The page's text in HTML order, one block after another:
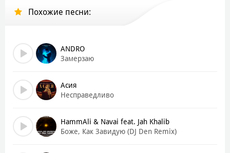
Ты меня раздражаешь насколько же ты прекрасна
Я не плачу, я просто так сильно устала
Что ты все равно будешь лучше меня
Припев:
Ни одного выхода из моей обиды к тебе
Я завидую, хоть ты убитая
Разбитая душа и брошена, но красивая, хоть ты
Похожие песни:
ANDRO
Замерзаю
Асия
Несправедливо
HammAli & Navai feat. Jah Khalib
Боже, Как Завидую (DJ Den Remix)